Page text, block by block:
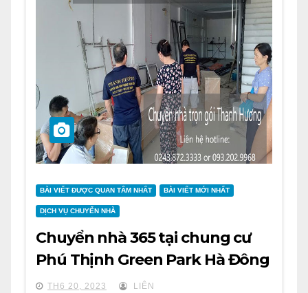
BÀI VIẾT ĐƯỢC QUAN TÂM NHẤT BÀI VIẾT MỚI NHẤT
DỊCH VỤ CHUYỂN NHÀ
Chuyển nhà 365 tại chung cư
Phú Thịnh Green Park Hà Đông
TH6 20, 2023 LIÊN